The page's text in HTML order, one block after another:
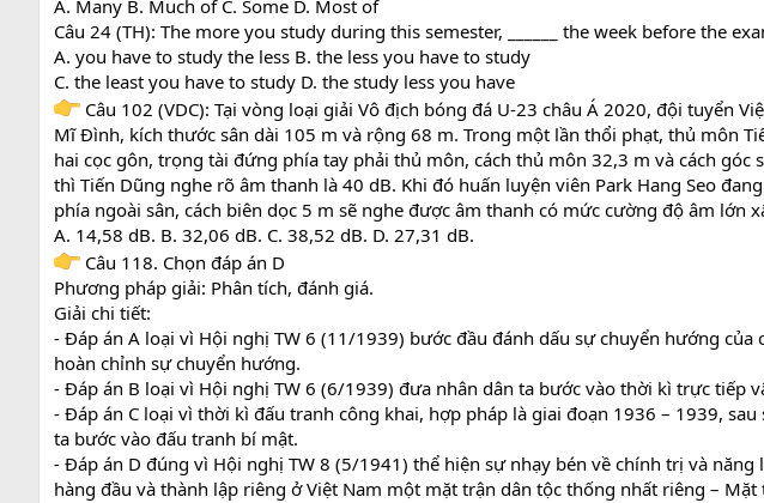
A. Many B. Much of C. Some D. Most of
Câu 24 (TH): The more you study during this semester, ______ the week before the
A. you have to study the less B. the less you have to study
C. the least you have to study D. the study less you have
Câu 102 (VDC): Tại vòng loại giải Vô địch bóng đá U-23 châu Á 2020, đội tuyển
Mĩ Đình, kích thước sân dài 105 m và rộng 68 m. Trong một lần thổi phạt, thủ môn
hai cọc gôn, trọng tài đứng phía tay phải thủ môn, cách thủ môn 32,3 m và cách
thì Tiến Dũng nghe rõ âm thanh là 40 dB. Khi đó huấn luyện viên Park Hang Seo
phía ngoài sân, cách biên dọc 5 m sẽ nghe được âm thanh có mức cường độ âm lớn
A. 14,58 dB. B. 32,06 dB. C. 38,52 dB. D. 27,31 dB.
Câu 118. Chọn đáp án D
Phương pháp giải: Phân tích, đánh giá.
Giải chi tiết:
- Đáp án A loại vì Hội nghị TW 6 (11/1939) bước đầu đánh dấu sự chuyển hướng
hoàn chỉnh sự chuyển hướng.
- Đáp án B loại vì Hội nghị TW 6 (6/1939) đưa nhân dân ta bước vào thời kì trực tiếp
- Đáp án C loại vì thời kì đấu tranh công khai, hợp pháp là giai đoạn 1936 – 1939,
ta bước vào đấu tranh bí mật.
- Đáp án D đúng vì Hội nghị TW 8 (5/1941) thể hiện sự nhạy bén về chính trị và
hàng đầu và thành lập riêng ở Việt Nam một mặt trận dân tộc thống nhất riêng – Mặt